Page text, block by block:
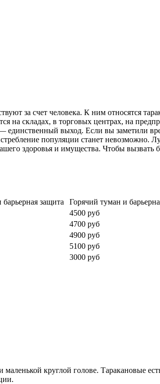
за счет человека. К ним относятся
на складах, в торговых центрах, на
выход. Если вы заметили
популяции станет невозможно.
здоровья и имущества. Чтобы вызвать
защита Горячий туман и
4500 руб
4700 руб
4900 руб
5100 руб
3000 руб
круглой голове. Таракановые